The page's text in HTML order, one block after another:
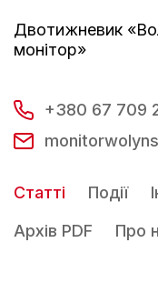
Двотижневик
монітор»
+380 67 709
Статті Події
Архів PDF
Про